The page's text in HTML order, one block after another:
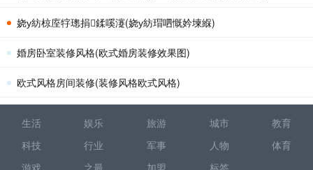
娆у紡椋庢牸璁捐鍒嗘瀽(娆у紡瑁呬慨妗堜緥)
婚房卧室装修风格(欧式婚房装修效果图)
欧式风格房间装修(装修风格欧式风格)
生活 娱乐 旅游 城市
教育
科技
行业 军事 人物
体育
游戏
之最 加盟 标签